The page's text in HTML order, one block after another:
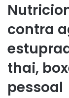
contra
thai,
pessoal